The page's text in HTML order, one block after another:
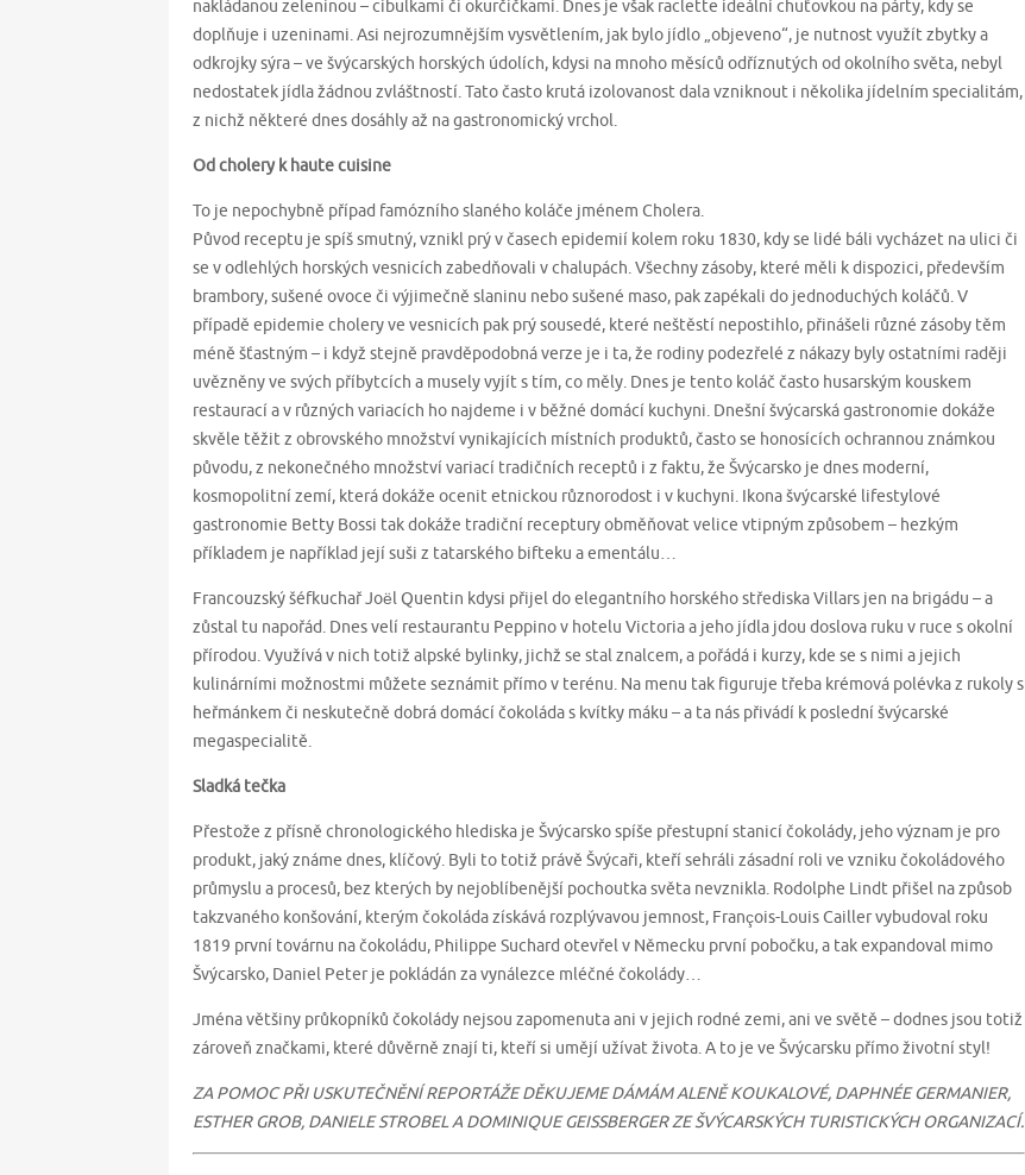
nakládanou zeleninou – cibulkami či okurčičkami. Dnes je však raclette ideální chuťovkou na párty, kdy se
doplňuje i uzeninami. Asi nejrozumnějším vysvětlením, jak bylo jídlo „objeveno“, je nutnost využít zbytky a
odkrojky sýra – ve švýcarských horských údolích, kdysi na mnoho měsíců odříznutých od okolního světa, nebyl
nedostatek jídla žádnou zvláštností. Tato často krutá izolovanost dala vzniknout i několika jídelním specialitám,
z nichž některé dnes dosáhly až na gastronomický vrchol.
Od cholery k haute cuisine
To je nepochybně případ famózního slaného koláče jménem Cholera.
Původ receptu je spíš smutný, vznikl prý v časech epidemií kolem roku 1830, kdy se lidé báli vycházet na ulici či
se v odlehlých horských vesnicích zabedňovali v chalupách. Všechny zásoby, které měli k dispozici, především
brambory, sušené ovoce či výjimečně slaninu nebo sušené maso, pak zapékali do jednoduchých koláčů. V
případě epidemie cholery ve vesnicích pak prý sousedé, které neštěstí nepostihlo, přinášeli různé zásoby těm
méně šťastným – i když stejně pravděpodobná verze je i ta, že rodiny podezřelé z nákazy byly ostatními raději
uvězněny ve svých příbytcích a musely vyjít s tím, co měly. Dnes je tento koláč často husarským kouskem
restaurací a v různých variacích ho najdeme i v běžné domácí kuchyni. Dnešní švýcarská gastronomie dokáže
skvěle těžit z obrovského množství vynikajících místních produktů, často se honosících ochrannou známkou
původu, z nekonečného množství variací tradičních receptů i z faktu, že Švýcarsko je dnes moderní,
kosmopolitní zemí, která dokáže ocenit etnickou různorodost i v kuchyni. Ikona švýcarské lifestylové
gastronomie Betty Bossi tak dokáže tradiční receptury obměňovat velice vtipným způsobem – hezkým
příkladem je například její suši z tatarského bifteku a ementálu…
Francouzský šéfkuchař Joël Quentin kdysi přijel do elegantního horského střediska Villars jen na brigádu – a
zůstal tu napořád. Dnes velí restaurantu Peppino v hotelu Victoria a jeho jídla jdou doslova ruku v ruce s okolní
přírodou. Využívá v nich totiž alpské bylinky, jichž se stal znalcem, a pořádá i kurzy, kde se s nimi a jejich
kulinárními možnostmi můžete seznámit přímo v terénu. Na menu tak figuruje třeba krémová polévka z rukoly s
heřmánkem či neskutečně dobrá domácí čokoláda s kvítky máku – a ta nás přivádí k poslední švýcarské
megaspecialitě.
Sladká tečka
Přestože z přísně chronologického hlediska je Švýcarsko spíše přestupní stanicí čokolády, jeho význam je pro
produkt, jaký známe dnes, klíčový. Byli to totiž právě Švýcaři, kteří sehráli zásadní roli ve vzniku čokoládového
průmyslu a procesů, bez kterých by nejoblíbenější pochoutka světa nevznikla. Rodolphe Lindt přišel na způsob
takzvaného konšování, kterým čokoláda získává rozplývavou jemnost, François-Louis Cailler vybudoval roku
1819 první továrnu na čokoládu, Philippe Suchard otevřel v Německu první pobočku, a tak expandoval mimo
Švýcarsko, Daniel Peter je pokládán za vynálezce mléčné čokolády…
Jména většiny průkopníků čokolády nejsou zapomenuta ani v jejich rodné zemi, ani ve světě – dodnes jsou totiž
zároveň značkami, které důvěrně znají ti, kteří si umějí užívat života. A to je ve Švýcarsku přímo životní styl!
ZA POMOC PŘI USKUTEČNĚNÍ REPORTÁŽE DĚKUJEME DÁMÁM ALENĚ KOUKALOVÉ, DAPHNÉE GERMANIER,
ESTHER GROB, DANIELE STROBEL A DOMINIQUE GEISSBERGER ZE ŠVÝCARSKÝCH TURISTICKÝCH ORGANIZACÍ.